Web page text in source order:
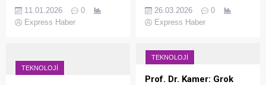
uygulanması ve izlenmesine
yönelik usul ve esasları
Uygulamaları Etik Kılavuzu"
yayımlandı.
11.01.2026
0
Express Haber
satılan ürünler oldu. 128-
256 GB depolama kapasiteli
TV’ler öne çıktı. İSTANBUL
(İGFA) – 2026 yılı Ramazan
ayı için “Teknoloji Alışveriş
26.03.2026
0
Express Haber
TEKNOLOJI
TEKNOLOJI
Prof. Dr. Kamer: Grok